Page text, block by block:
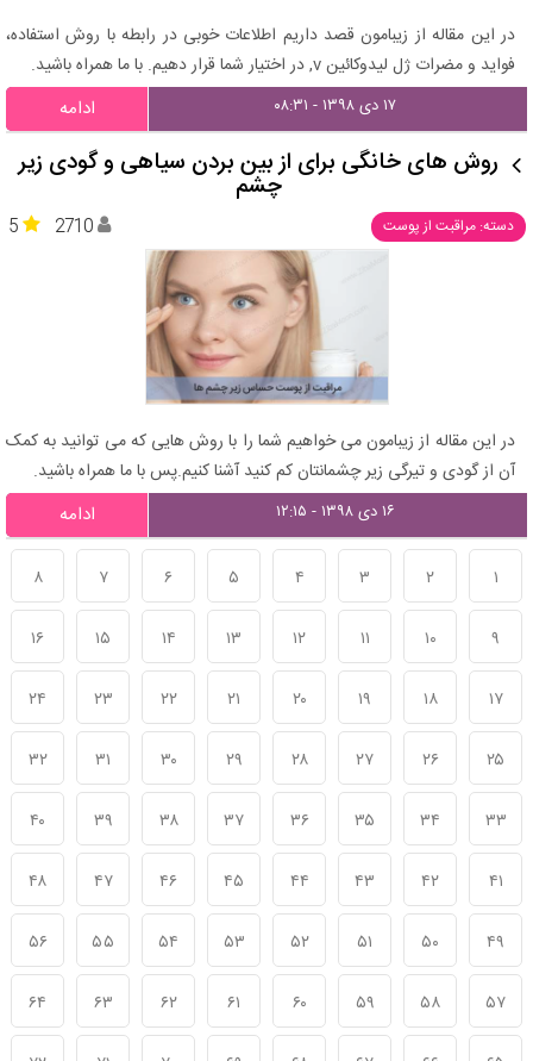
در این مقاله از زیبامون قصد داریم اطلاعات خوبی در رابطه با روش استفاده،
فواید و مضرات ژل لیدوکائین v, در اختیار شما قرار دهیم. با ما همراه باشید.
۱۷ دی ۱۳۹۸ - ۰۸:۳۱ ادامه
روش های خانگی برای از بین بردن سیاهی و گودی زیر
چشم
دسته: مراقبت از پوست 5 2710
در این مقاله از زیبامون می خواهیم شما را با روش هایی که می توانید به کمک
آن از گودی و تیرگی زیر چشمانتان کم کنید آشنا کنیم.پس با ما همراه باشید.
۱۶ دی ۱۳۹۸ - ۱۲:۱۵ ادامه
۱ ۲ ۳ ۴ ۵ ۶ ۷ ۸
۹ ۱۰ ۱۱ ۱۲ ۱۳ ۱۴ ۱۵ ۱۶
۱۷ ۱۸ ۱۹ ۲۰ ۲۱ ۲۲ ۲۳ ۲۴
۲۵ ۲۶ ۲۷ ۲۸ ۲۹ ۳۰ ۳۱ ۳۲
۳۳ ۳۴ ۳۵ ۳۶ ۳۷ ۳۸ ۳۹ ۴۰
۴۱ ۴۲ ۴۳ ۴۴ ۴۵ ۴۶ ۴۷ ۴۸
۴۹ ۵۰ ۵۱ ۵۲ ۵۳ ۵۴ ۵۵ ۵۶
۵۷ ۵۸ ۵۹ ۶۰ ۶۱ ۶۲ ۶۳ ۶۴